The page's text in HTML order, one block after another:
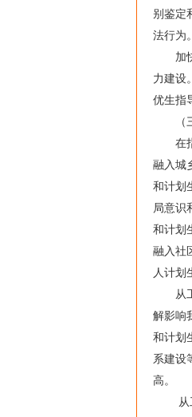
别鉴定
法行为。
加快
力建设
优生指
（三
在指
融入城
和计划
局意识
和计划
融入社
人计划
从工
解影响
和计划
系建设
高。
从工